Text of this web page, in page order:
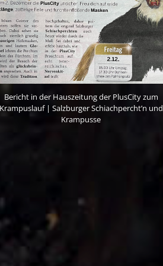
Bericht in der Hauszeitung der PlusCity zum
| Salzburger Schiachpercht’n und
Krampusse